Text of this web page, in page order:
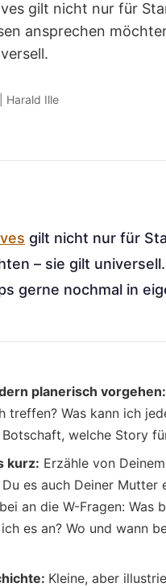
gilt nicht nur für
ansprechen
Harald Ille
gilt nicht nur für
– sie gilt universell.
gerne nochmal in
planerisch vorgehen:
Was kann ich
welche Story
kurz: Erzähle von
es auch Deiner
an die W-Fragen: Was
es an? Wo und wann
Kleine, aber